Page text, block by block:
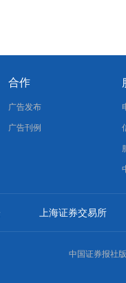
合作
广告发布
广告刊例
上海证券交易所
中国证券报社